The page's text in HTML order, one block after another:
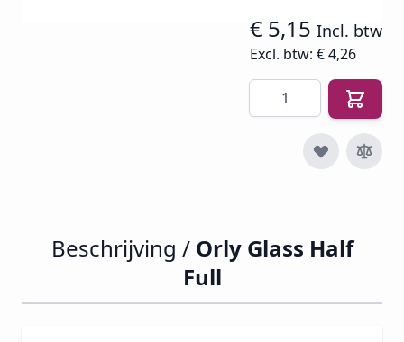
€ 5,15 Incl. btw
Excl. btw: € 4,26
Aantal
Beschrijving / Orly Glass Half
Full